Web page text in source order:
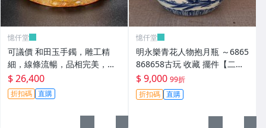
憶仟堂
可議價 和田玉手鐲，雕工精
細，線條流暢，品相完美，口
徑60，重109克，價22002520
87古玩 收藏 擺件
$ 26,400
折扣碼 直購
憶仟堂
明永樂青花人物抱月瓶 ～6865
868658古玩 收藏 擺件【二
手】
$ 9,000 99折
折扣碼 直購